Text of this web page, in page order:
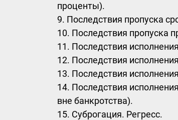
проценты).
9. Последствия пропуска
10. Последствия пропуска
11. Последствия
12. Последствия
13. Последствия
14. Последствия
вне банкротства).
15. Суброгация. Регресс.